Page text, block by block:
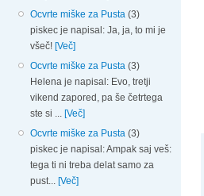
Ocvrte miške za Pusta (3)
piskec je napisal: Ja, ja, to mi je
všeč! [Več]
Ocvrte miške za Pusta (3)
Helena je napisal: Evo, tretji
vikend zapored, pa še četrtega
ste si ... [Več]
Ocvrte miške za Pusta (3)
piskec je napisal: Ampak saj veš:
tega ti ni treba delat samo za
pust... [Več]